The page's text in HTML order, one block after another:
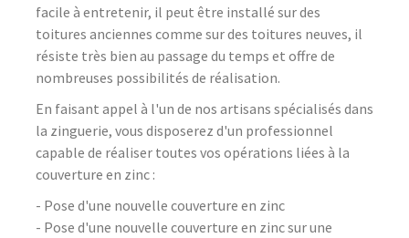
facile à entretenir, il peut être installé sur des
toitures anciennes comme sur des toitures neuves, il
résiste très bien au passage du temps et offre de
nombreuses possibilités de réalisation.
En faisant appel à l'un de nos artisans spécialisés dans
la zinguerie, vous disposerez d'un professionnel
capable de réaliser toutes vos opérations liées à la
couverture en zinc :
- Pose d'une nouvelle couverture en zinc
- Pose d'une nouvelle couverture en zinc sur une